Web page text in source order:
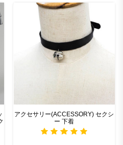
アクセサリー(ACCESSORY) セクシ
ー 下着